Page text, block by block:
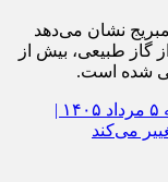
نشان می‌دهد
گاز طبیعی، بیش از
شده است.